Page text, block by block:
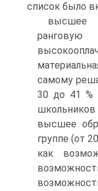
список было
высшее
самому
30 до 41 %
высшее
группе (от
как